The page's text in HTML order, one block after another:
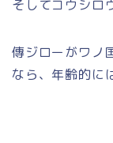
そしてコウシロ
傳ジローがワノ
なら、年齢的に